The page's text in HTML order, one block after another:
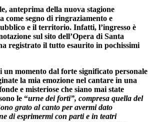
anteprima della nuova stagione
come segno di ringraziamento e
e il territorio. Infatti, l’ingresso è
sul sito dell’Opera di Santa
registrato il tutto esaurito in pochissimi
un momento dal forte significato personale
la mia emozione nel cantare in una
e misteriose che siano mai state
le “urne dei forti”, compresa quella del
grato al canto per avermi dato
di esprimermi con parti e in teatri